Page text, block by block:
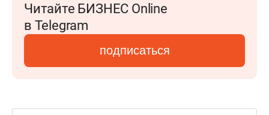
Читайте БИЗНЕС Online
в Telegram
подписаться